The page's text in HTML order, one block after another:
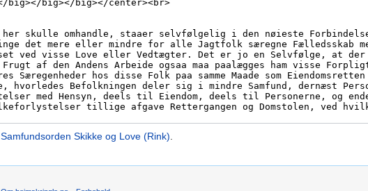
Samfundsorden Skikke og Love (Rink).